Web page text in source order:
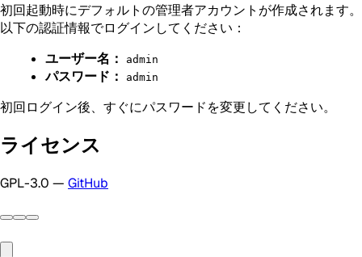
初回起動時にデフォルトの管理者アカウントが作成されます。
以下の認証情報でログインしてください：
ユーザー名：
admin
パスワード： admin
初回ログイン後、すぐにパスワードを変更してください。
ライセンス
GPL-3.0 — GitHub